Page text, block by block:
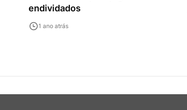
endividados
1 ano atrás